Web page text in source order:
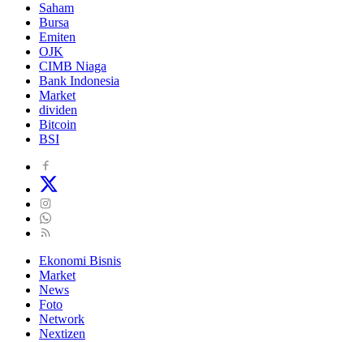
Saham
Bursa
Emiten
OJK
CIMB Niaga
Bank Indonesia
Market
dividen
Bitcoin
BSI
Ekonomi Bisnis
Market
News
Foto
Network
Nextizen